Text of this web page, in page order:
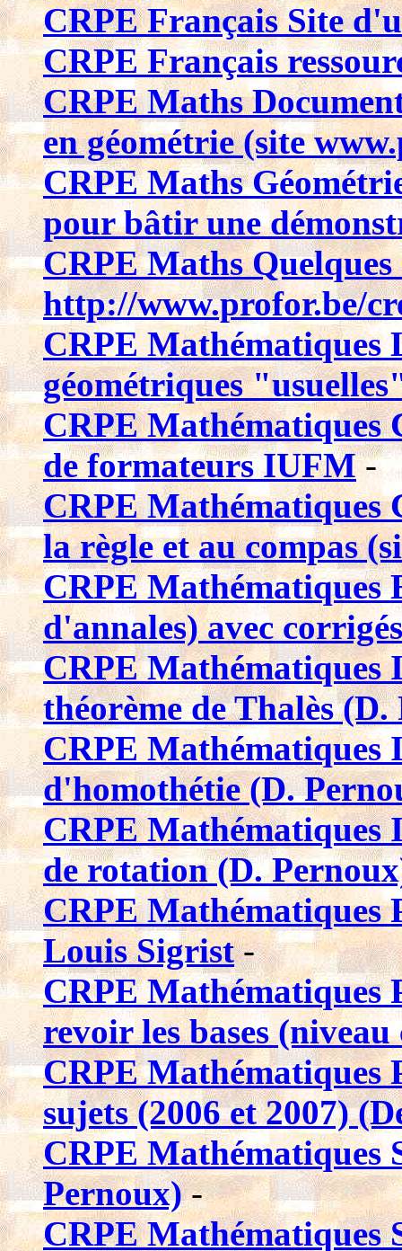
CRPE Français Site
CRPE Français
CRPE Maths
en géométrie (site
CRPE Maths
pour bâtir une
CRPE Maths
http://www.profor.be/
CRPE Mathématiques
géométriques
CRPE Mathématiques
de formateurs IUFM-
CRPE Mathématiques
la règle et au compas
CRPE Mathématiques
d'annales) avec
CRPE
théorème de Thalès
CRPE Mathématiques
d'homothétie (D.
CRPE Mathématiques
de rotation (D.
CRPE Mathématiques
Louis Sigrist-
CRPE Mathématiques
revoir les bases (niveau
CRPE Mathématiques
sujets (2006 et 2007)
CRPE
Pernoux)-
CRPE Mathématiques